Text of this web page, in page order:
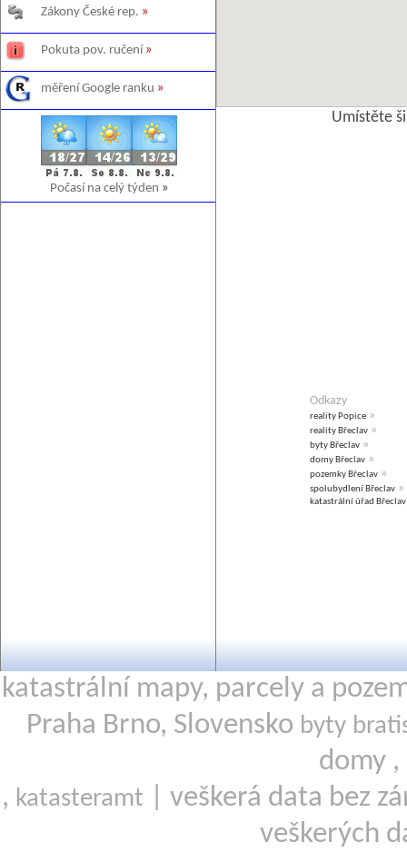
Zákony České rep. »
Pokuta pov. ručení »
měření Google ranku »
Počasí na celý týden »
Umístěte
Odkazy
reality Popice »
reality Břeclav »
byty Břeclav »
domy Břeclav »
pozemky Břeclav »
spolubydlení Břeclav »
katastrální úřad Břeclav
katastrální mapy, parcely a
Praha Brno, Slovensko byty
domy ,
, katasteramt
| veškerá data bez
veškerých